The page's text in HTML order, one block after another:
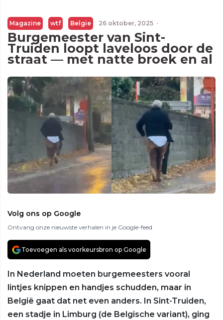
Magazine wtf Belgie 26 oktober, 2025 ·
Burgemeester van Sint-
Truiden loopt laveloos door de
straat — met natte broek en al
Volg ons op Google
Ontvang onze nieuwste verhalen in je Google-feed
Toevoegen als voorkeursbron op Google
In Nederland moeten burgemeesters vooral
lintjes knippen en handjes schudden, maar in
België gaat dat net even anders. In Sint-Truiden,
een stadje in Limburg (de Belgische variant), ging